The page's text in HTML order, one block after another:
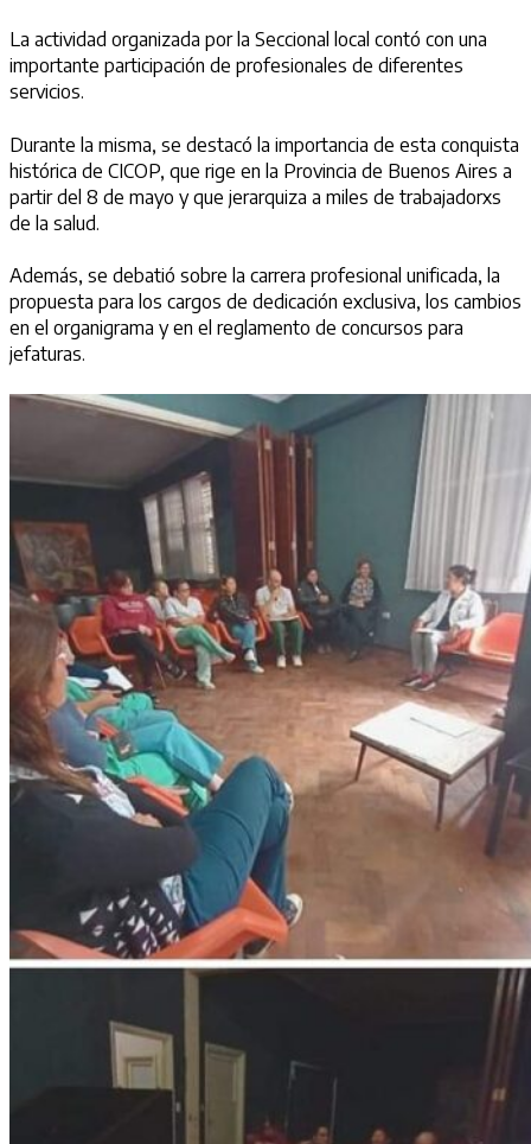
La actividad organizada por la Seccional local contó con una
importante participación de profesionales de diferentes
servicios.
Durante la misma, se destacó la importancia de esta conquista
histórica de CICOP, que rige en la Provincia de Buenos Aires a
partir del 8 de mayo y que jerarquiza a miles de trabajadorxs
de la salud.
Además, se debatió sobre la carrera profesional unificada, la
propuesta para los cargos de dedicación exclusiva, los cambios
en el organigrama y en el reglamento de concursos para
jefaturas.